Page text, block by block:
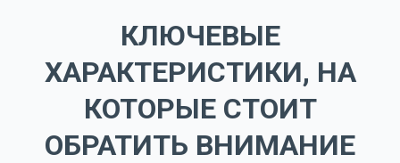
КЛЮЧЕВЫЕ
ХАРАКТЕРИСТИКИ, НА
КОТОРЫЕ СТОИТ
ОБРАТИТЬ ВНИМАНИЕ